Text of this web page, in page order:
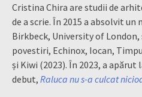
Cristina Chira are studii de
de a scrie. În 2015 a absolvit
Birkbeck, University of
povestiri, Echinox, Iocan,
și Kiwi (2023). În 2023, a
debut, Raluca nu s-a culcat